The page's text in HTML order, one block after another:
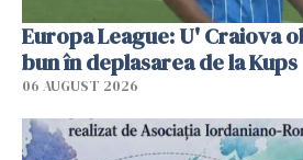
Europa League: U' Craiova
bun în deplasarea de la Kups
06 AUGUST 2026